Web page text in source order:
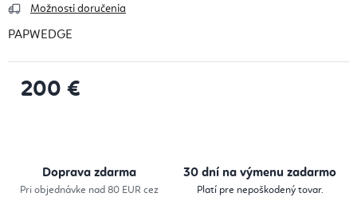
Možnosti doručenia
PAPWEDGE
200 €
Doprava zdarma
Pri objednávke nad 80 EUR cez
30 dní na výmenu zadarmo
Platí pre nepoškodený tovar.